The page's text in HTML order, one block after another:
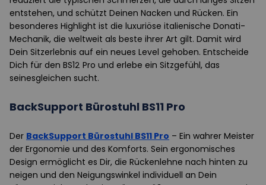
entstehen, und schützt Deinen Nacken und Rücken. Ein
besonderes Highlight ist die luxuriöse italienische Donati-
Mechanik, die weltweit als beste ihrer Art gilt. Damit wird
Dein Sitzerlebnis auf ein neues Level gehoben. Entscheide
Dich für den BS12 Pro und erlebe ein Sitzgefühl, das
seinesgleichen sucht.
BackSupport Bürostuhl BS11 Pro
Der BackSupport Bürostuhl BS11 Pro – Ein wahrer Meister
der Ergonomie und des Komforts. Sein ergonomisches
Design ermöglicht es Dir, die Rückenlehne nach hinten zu
neigen und den Neigungswinkel individuell an Dein